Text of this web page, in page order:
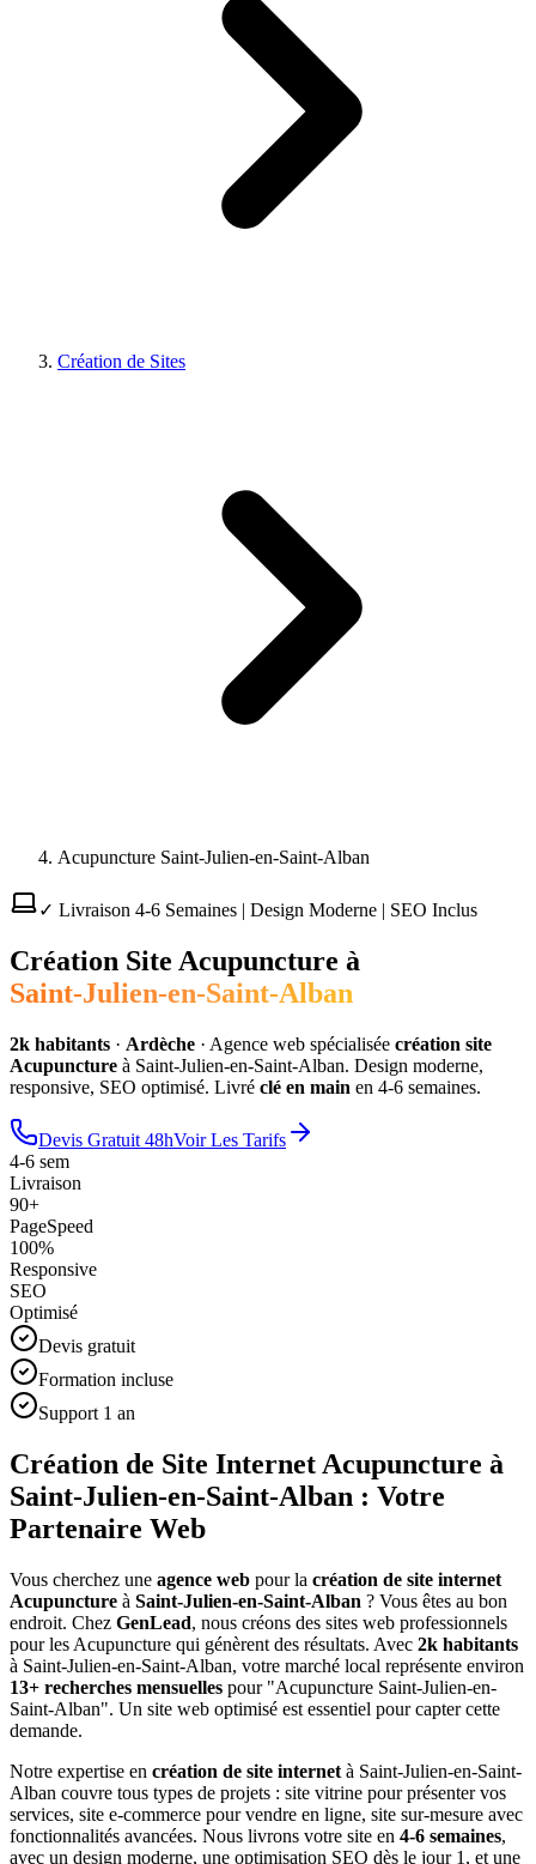
Création de Sites
Acupuncture Saint-Julien-en-Saint-Alban
✓ Livraison 4-6 Semaines | Design Moderne | SEO Inclus
Création Site Acupuncture à
Saint-Julien-en-Saint-Alban
2k habitants · Ardèche · Agence web spécialisée création site
Acupuncture à Saint-Julien-en-Saint-Alban. Design moderne,
responsive, SEO optimisé. Livré clé en main en 4-6 semaines.
Devis Gratuit 48hVoir Les Tarifs
4-6 sem
Livraison
90+
PageSpeed
100%
Responsive
SEO
Optimisé
Devis gratuit
Formation incluse
Support 1 an
Création de Site Internet Acupuncture à
Saint-Julien-en-Saint-Alban : Votre
Partenaire Web
Vous cherchez une agence web pour la création de site internet
Acupuncture à Saint-Julien-en-Saint-Alban ? Vous êtes au bon
endroit. Chez GenLead, nous créons des sites web professionnels
pour les Acupuncture qui génèrent des résultats. Avec 2k habitants
à Saint-Julien-en-Saint-Alban, votre marché local représente environ
13+ recherches mensuelles pour "Acupuncture Saint-Julien-en-
Saint-Alban". Un site web optimisé est essentiel pour capter cette
demande.
Notre expertise en création de site internet à Saint-Julien-en-Saint-
Alban couvre tous types de projets : site vitrine pour présenter vos
services, site e-commerce pour vendre en ligne, site sur-mesure avec
fonctionnalités avancées. Nous livrons votre site en 4-6 semaines,
avec un design moderne, une optimisation SEO dès le jour 1, et une